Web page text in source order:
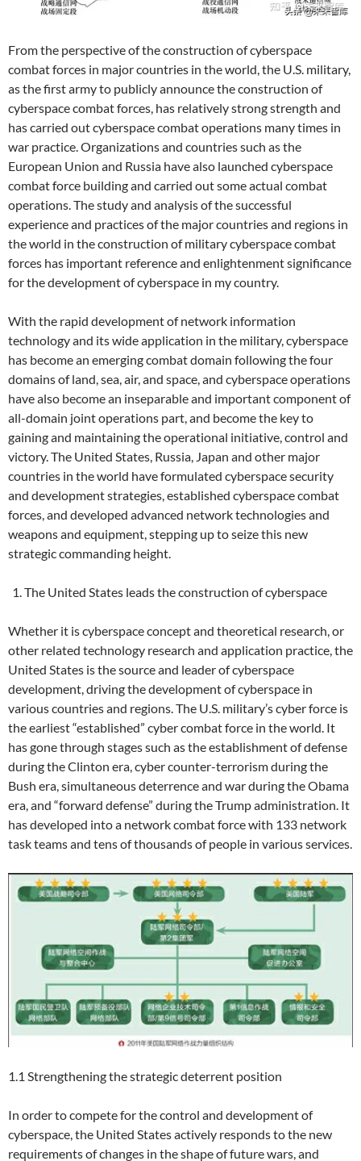
From the perspective of the construction of cyberspace
combat forces in major countries in the world, the U.S. military,
as the first army to publicly announce the construction of
cyberspace combat forces, has relatively strong strength and
has carried out cyberspace combat operations many times in
war practice. Organizations and countries such as the
European Union and Russia have also launched cyberspace
combat force building and carried out some actual combat
operations. The study and analysis of the successful
experience and practices of the major countries and regions in
the world in the construction of military cyberspace combat
forces has important reference and enlightenment significance
for the development of cyberspace in my country.
With the rapid development of network information
technology and its wide application in the military, cyberspace
has become an emerging combat domain following the four
domains of land, sea, air, and space, and cyberspace operations
have also become an inseparable and important component of
all-domain joint operations part, and become the key to
gaining and maintaining the operational initiative, control and
victory. The United States, Russia, Japan and other major
countries in the world have formulated cyberspace security
and development strategies, established cyberspace combat
forces, and developed advanced network technologies and
weapons and equipment, stepping up to seize this new
strategic commanding height.
The United States leads the construction of cyberspace
Whether it is cyberspace concept and theoretical research, or
other related technology research and application practice, the
United States is the source and leader of cyberspace
development, driving the development of cyberspace in
various countries and regions. The U.S. military’s cyber force is
the earliest “established” cyber combat force in the world. It
has gone through stages such as the establishment of defense
during the Clinton era, cyber counter-terrorism during the
Bush era, simultaneous deterrence and war during the Obama
era, and “forward defense” during the Trump administration. It
has developed into a network combat force with 133 network
task teams and tens of thousands of people in various services.
1.1 Strengthening the strategic deterrent position
In order to compete for the control and development of
cyberspace, the United States actively responds to the new
requirements of changes in the shape of future wars, and